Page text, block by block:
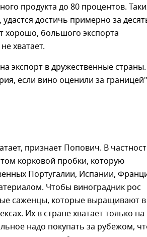
продукта до 80 процентов.
достичь примерно за
хорошо, большого экспорта
хватает.
экспорт в дружественные
если вино оценили за
признает Попович. В
корковой пробки, которую
Португалии, Испании,
Чтобы виноградник рос
саженцы, которые выращивают в
Их в стране хватает только на
надо покупать за рубежом,